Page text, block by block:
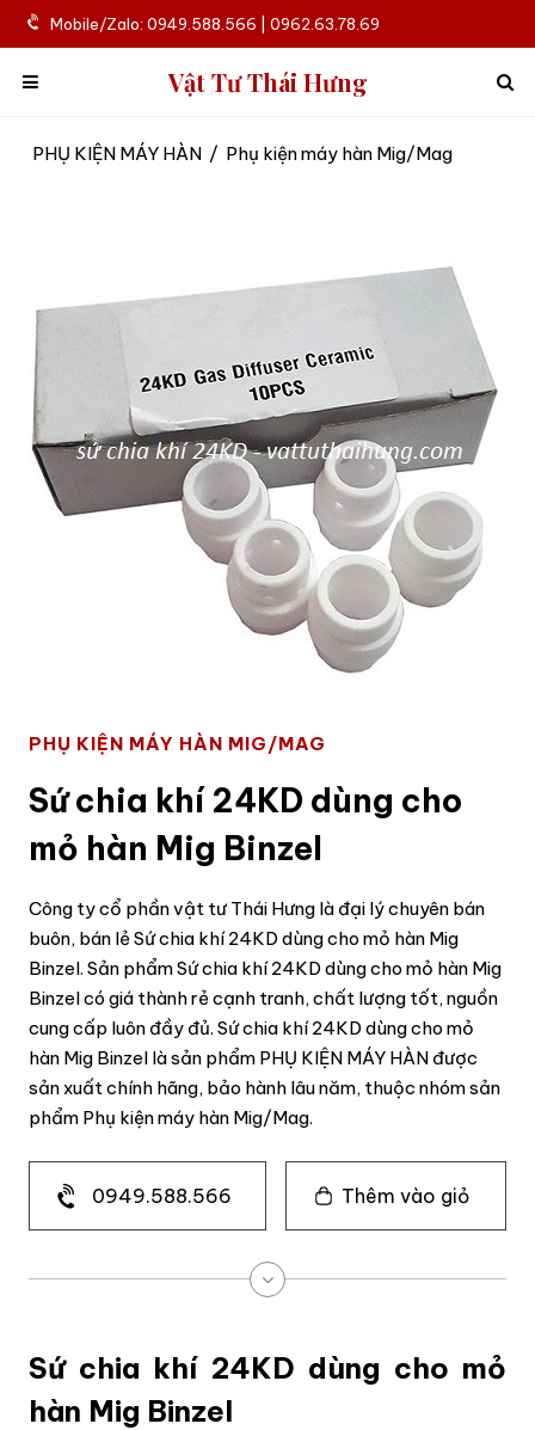
Mobile/Zalo: 0949.588.566 | 0962.63.78.69
Vật Tư Thái Hưng
PHỤ KIỆN MÁY HÀN / Phụ kiện máy hàn Mig/Mag
PHỤ KIỆN MÁY HÀN MIG/MAG
Sứ chia khí 24KD dùng cho
mỏ hàn Mig Binzel
Công ty cổ phần vật tư Thái Hưng là đại lý chuyên bán
buôn, bán lẻ Sứ chia khí 24KD dùng cho mỏ hàn Mig
Binzel. Sản phẩm Sứ chia khí 24KD dùng cho mỏ hàn Mig
Binzel có giá thành rẻ cạnh tranh, chất lượng tốt, nguồn
cung cấp luôn đầy đủ. Sứ chia khí 24KD dùng cho mỏ
hàn Mig Binzel là sản phẩm PHỤ KIỆN MÁY HÀN được
sản xuất chính hãng, bảo hành lâu năm, thuộc nhóm sản
phẩm Phụ kiện máy hàn Mig/Mag.
0949.588.566 Thêm vào giỏ
Sứ chia khí 24KD dùng cho mỏ
hàn Mig Binzel